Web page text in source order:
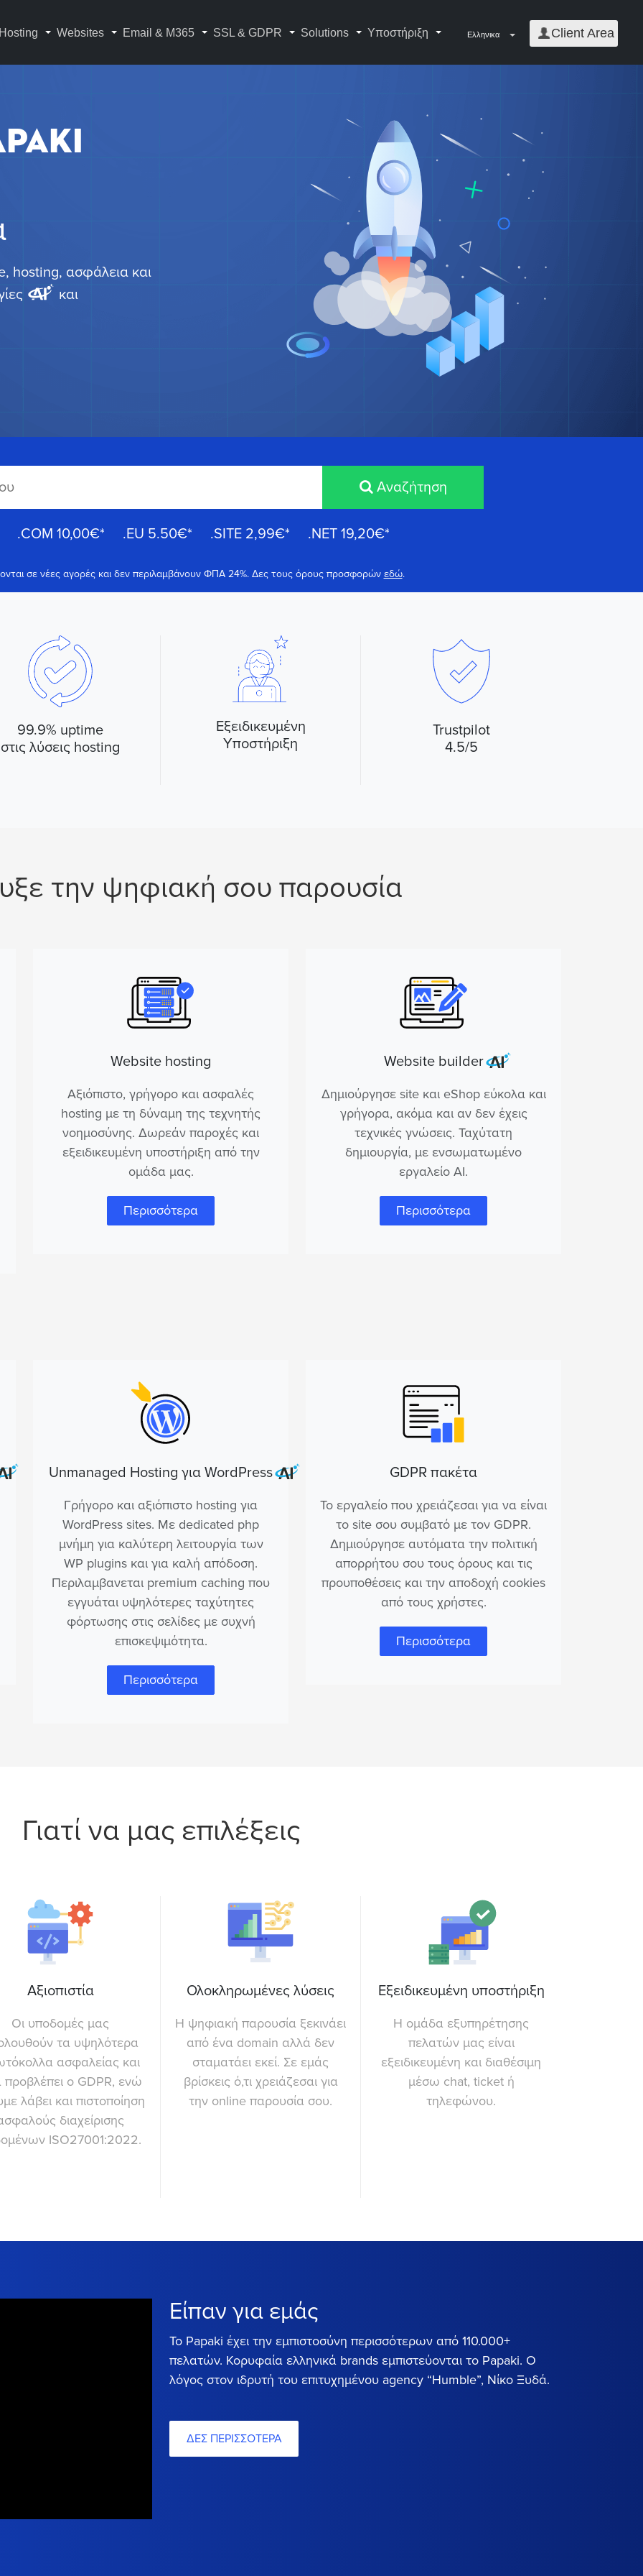
Hosting Websites Email & M365 SSL & GDPR Solutions Υποστήριξη Ελληνικα Client Area
hosting, ασφάλεια και
και
Αναζήτηση
.COM 10,00€* .EU 5.50€* .SITE 2,99€* .NET 19,20€*
σε νέες αγορές και δεν περιλαμβάνουν ΦΠΑ 24%. Δες τους όρους προσφορών εδώ.
99.9% uptime
στις λύσεις hosting
Εξειδικευμένη
Υποστήριξη
Trustpilot
4.5/5
την ψηφιακή σου παρουσία
Website hosting
Αξιόπιστο, γρήγορο και ασφαλές
hosting με τη δύναμη της τεχνητής
νοημοσύνης. Δωρεάν παροχές και
εξειδικευμένη υποστήριξη από την
ομάδα μας.
Περισσότερα
Website builder
Δημιούργησε site και eShop εύκολα και
γρήγορα, ακόμα και αν δεν έχεις
τεχνικές γνώσεις. Ταχύτατη
δημιουργία, με ενσωματωμένο
εργαλείο AI.
Περισσότερα
Unmanaged Hosting για WordPress
Γρήγορο και αξιόπιστο hosting για
WordPress sites. Με dedicated php
μνήμη για καλύτερη λειτουργία των
WP plugins και για καλή απόδοση.
Περιλαμβανεται premium caching που
εγγυάται υψηλότερες ταχύτητες
φόρτωσης στις σελίδες με συχνή
επισκεψιμότητα.
Περισσότερα
GDPR πακέτα
Το εργαλείο που χρειάζεσαι για να είναι
το site σου συμβατό με τον GDPR.
Δημιούργησε αυτόματα την πολιτική
απορρήτου σου τους όρους και τις
προυποθέσεις και την αποδοχή cookies
από τους χρήστες.
Περισσότερα
Γιατί να μας επιλέξεις
Αξιοπιστία
Οι υποδομές μας
τα υψηλότερα
ασφαλείας και
προβλέπει ο GDPR, ενώ
λάβει και πιστοποίηση
διαχείρισης
ISO27001:2022.
Ολοκληρωμένες λύσεις
Η ψηφιακή παρουσία ξεκινάει
από ένα domain αλλά δεν
σταματάει εκεί. Σε εμάς
βρίσκεις ό,τι χρειάζεσαι για
την online παρουσία σου.
Εξειδικευμένη υποστήριξη
Η ομάδα εξυπηρέτησης
πελατών μας είναι
εξειδικευμένη και διαθέσιμη
μέσω chat, ticket ή
τηλεφώνου.
Είπαν για εμάς
Το Papaki έχει την εμπιστοσύνη περισσότερων από 110.000+
πελατών. Κορυφαία ελληνικά brands εμπιστεύονται το Papaki. Ο
λόγος στον ιδρυτή του επιτυχημένου agency “Humble”, Νίκο Ξυδά.
ΔΕΣ ΠΕΡΙΣΣΟΤΕΡΑ